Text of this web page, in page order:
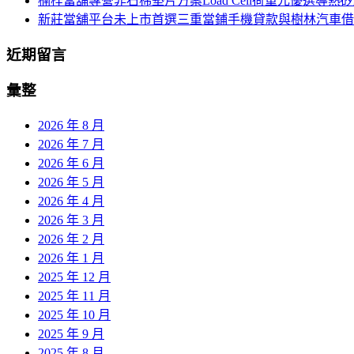
新莊當舖平台未上市首選三重當鋪手機貸款與樹林汽車
近期留言
彙整
2026 年 8 月
2026 年 7 月
2026 年 6 月
2026 年 5 月
2026 年 4 月
2026 年 3 月
2026 年 2 月
2026 年 1 月
2025 年 12 月
2025 年 11 月
2025 年 10 月
2025 年 9 月